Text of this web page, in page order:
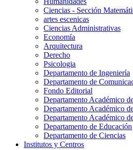
Ciencias - Sección
artes escenicas
Ciencias Administrativas
Economía
Arquitectura
Derecho
Psicologia
Departamento de Ingeniería
Departamento de
Fondo Editorial
Departamento Académico
Departamento Académico
Departamento Académico
Departamento de Educación
Departamento de Ciencias
Institutos y Centros